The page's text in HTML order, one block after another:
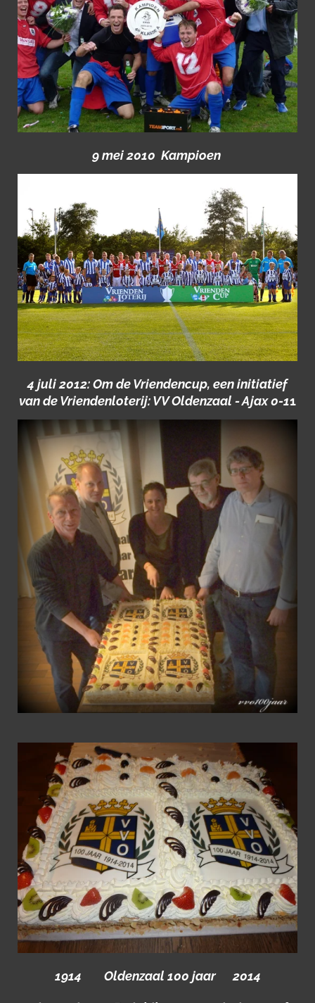
9 mei 2010 Kampioen
4 juli 2012: Om de Vriendencup, een initiatief
van de Vriendenloterij: VV Oldenzaal - Ajax 0-11
1914 Oldenzaal 100 jaar 2014